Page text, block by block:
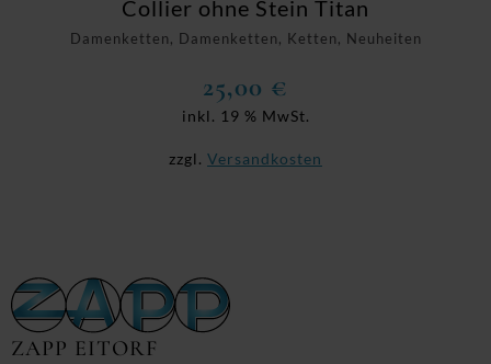
Damenketten, Damenketten, Ketten, Neuheiten
Collier ohne Stein Titan
25,00 €
inkl. 19 % MwSt.
zzgl. Versandkosten
ZAPP EITORF